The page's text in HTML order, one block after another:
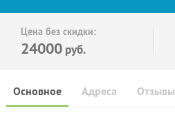
Цена без скидки:
24000 руб.
Основное Отзывы
Адреса